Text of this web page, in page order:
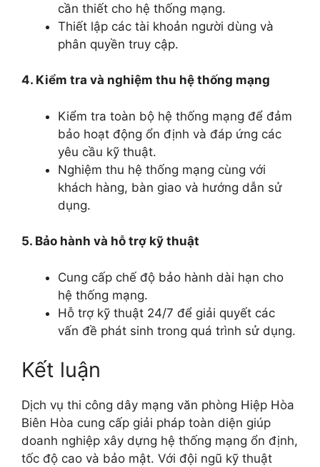
cần thiết cho hệ thống mạng.
Thiết lập các tài khoản người dùng và
phân quyền truy cập.
4. Kiểm tra và nghiệm thu hệ thống mạng
Kiểm tra toàn bộ hệ thống mạng để đảm
bảo hoạt động ổn định và đáp ứng các
yêu cầu kỹ thuật.
Nghiệm thu hệ thống mạng cùng với
khách hàng, bàn giao và hướng dẫn sử
dụng.
5. Bảo hành và hỗ trợ kỹ thuật
Cung cấp chế độ bảo hành dài hạn cho
hệ thống mạng.
Hỗ trợ kỹ thuật 24/7 để giải quyết các
vấn đề phát sinh trong quá trình sử dụng.
Kết luận
Dịch vụ thi công dây mạng văn phòng Hiệp Hòa
Biên Hòa cung cấp giải pháp toàn diện giúp
doanh nghiệp xây dựng hệ thống mạng ổn định,
tốc độ cao và bảo mật. Với đội ngũ kỹ thuật